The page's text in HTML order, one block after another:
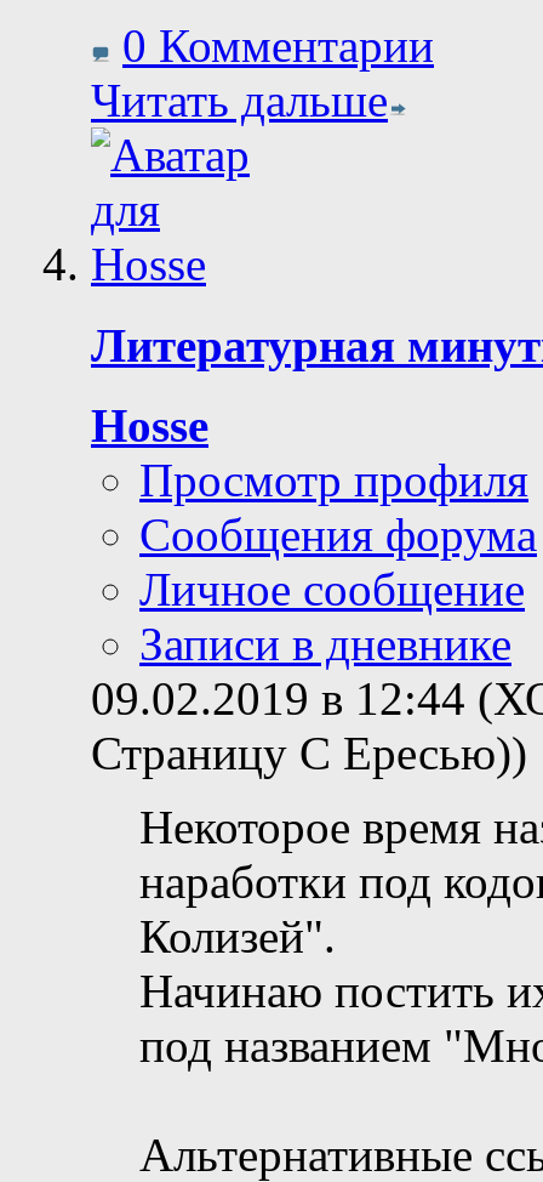
0 Комментарии
Читать дальше
Литературная
Hosse
Просмотр профиля
Сообщения форума
Личное сообщение
Записи в дневнике
09.02.2019 в 12:44
Страницу С Ересью))
Некоторое время
наработки под
Колизей".
Начинаю постить
под названием
Альтернативные